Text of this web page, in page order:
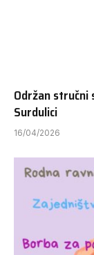
Održan
Surdulici
16/04/2026